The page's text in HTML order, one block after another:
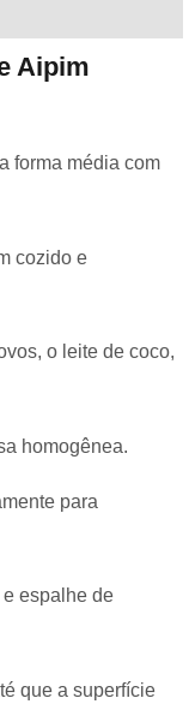
Aipim
forma média com
cozido e
o leite de coco,
homogênea.
para
espalhe de
que a superfície